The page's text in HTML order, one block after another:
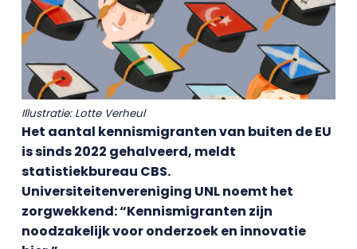
Illustratie: Lotte Verheul
Het aantal kennismigranten van buiten de EU
is sinds 2022 gehalveerd, meldt
statistiekbureau CBS.
Universiteitenvereniging UNL noemt het
zorgwekkend: “Kennismigranten zijn
noodzakelijk voor onderzoek en innovatie